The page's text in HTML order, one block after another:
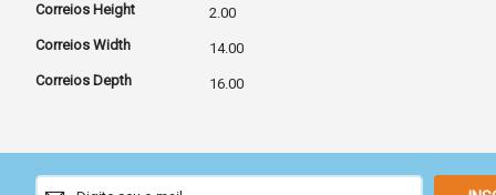
Correios Height
2.00
Correios Width
14.00
Correios Depth
16.00
Sign